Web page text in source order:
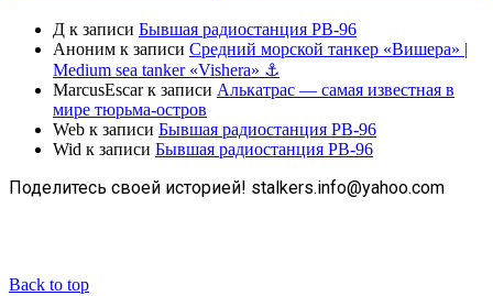
Д к записи Бывшая радиостанция РВ-96
Аноним к записи Средний морской танкер «Вишера» |
Medium sea tanker «Vishera» ⚓
MarcusEscarк записи Алькатрас — самая известная в
мире тюрьма-остров
Web к записи Бывшая радиостанция РВ-96
Wid к записи Бывшая радиостанция РВ-96
Поделитесь своей историей! stalkers.info@yahoo.com
Back to top